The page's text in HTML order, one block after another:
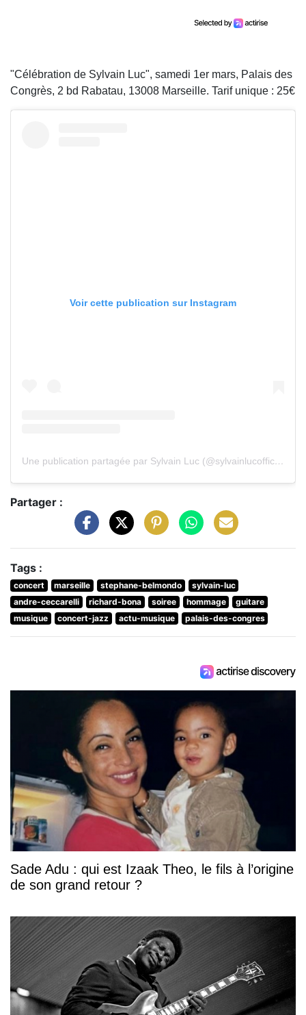
"Célébration de Sylvain Luc", samedi 1er mars, Palais des
Congrès, 2 bd Rabatau, 13008 Marseille. Tarif unique : 25€
Voir cette publication sur Instagram
Une publication partagée par Sylvain Luc (@sylvainlucofficial)
Partager :
Tags :
concert marseille stephane-belmondo
sylvain-luc
andre-ceccarelli
richard-bona soiree hommage
guitare
musique
concert-jazz actu-musique palais-des-congres
Sade Adu : qui est Izaak Theo, le fils à l’origine
de son grand retour ?